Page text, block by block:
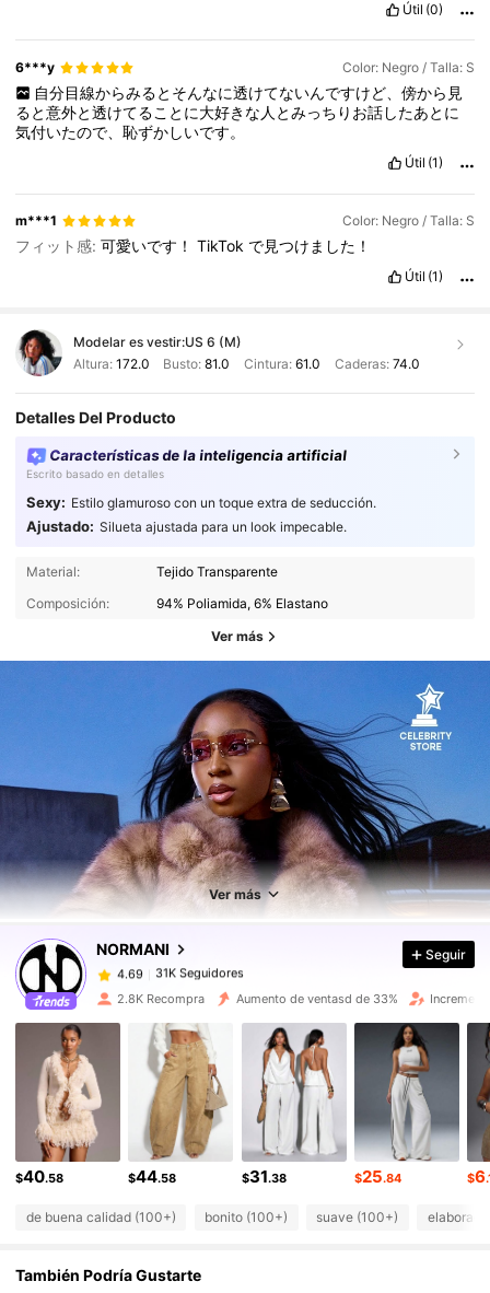
Útil (0)
6***y Color: Negro / Talla: S
自分目線からみるとそんなに透けてないんですけど、傍から見
ると意外と透けてることに大好きな人とみっちりお話したあとに
気付いたので、恥ずかしいです。
Útil (1)
m***1 Color: Negro / Talla: S
フィット感:可愛いです！TikTok で見つけました！
Útil (1)
Modelar es vestir:US 6 (M)
Altura: 172.0 Busto:81.0 Cintura: 61.0 Caderas: 74.0
Detalles Del Producto
Características de la inteligencia artificial
Escrito basado en detalles
Sexy: Estilo glamuroso con un toque extra de seducción.
Ajustado: Silueta ajustada para un look impecable.
Material:
Tejido Transparente
Composición:
94% Poliamida, 6% Elastano
Ver más
Ver más
NORMANI
4.69 31K Seguidores
4.69 31K Seguidores
4.69 31K Seguidores
4.69
31K Seguidores
f***v seguidoHace 10 horas
4.69
31K Seguidores
4.69 31K Seguidores
31K Seguidores
31K Seguidores
4.69 31K Seguidores
4.69 31K Seguidores
Seguir
2.8K Recompra Aumento de ventasd de 33%
$40.58 $44.58 $31.38 $25.84 $6
de buena calidad (100+) bonito (100+) suave (100+)
También Podría Gustarte